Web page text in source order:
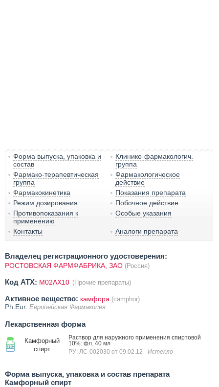
Форма выпуска, упаковка и
состав
Клинико-фармакологич.
группа
Фармако-терапевтическая
группа
Фармакологическое
действие
Фармакокинетика
Показания препарата
Режим дозирования
Побочное действие
Противопоказания к
применению
Особые указания
Контакты Аналоги препарата
Владелец регистрационного удостоверения:
РОСТОВСКАЯ ФАРМФАБРИКА, ЗАО (Россия)
Код ATX: M02AX10 (Прочие препараты)
Активное вещество: камфора (camphor)
Ph.Eur. Европейская Фармакопея
Лекарственная форма
Камфорный
спирт
Раствор для наружного применения спиртовой
10%: фл. 40 мл
РУ: ЛС-002030 от 09.02.12 - Истекло
Форма выпуска, упаковка и состав препарата
Камфорный спирт